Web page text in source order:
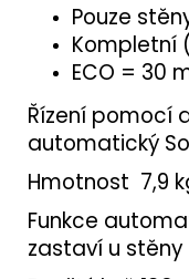
Pouze
Kompletní
ECO = 30
Řízení pomocí
automatický
Hmotnost 7,9
Funkce
zastaví u